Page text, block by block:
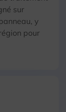
sur
y
pour